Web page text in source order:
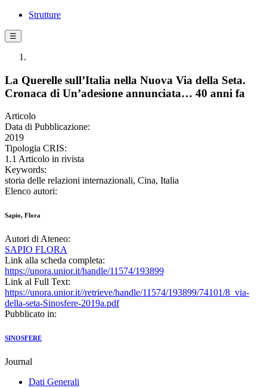
Strutture
☰
La Querelle sull’Italia nella Nuova Via della Seta.
Cronaca di Un’adesione annunciata… 40 anni fa
Articolo
Data di Pubblicazione:
2019
Tipologia CRIS:
1.1 Articolo in rivista
Keywords:
storia delle relazioni internazionali, Cina, Italia
Elenco autori:
Sapio, Flora
Autori di Ateneo:
SAPIO FLORA
Link alla scheda completa:
https://unora.unior.it/handle/11574/193899
Link al Full Text:
https://unora.unior.it//retrieve/handle/11574/193899/74101/8_via-
della-seta-Sinosfere-2019a.pdf
Pubblicato in:
SINOSFERE
Journal
Dati Generali